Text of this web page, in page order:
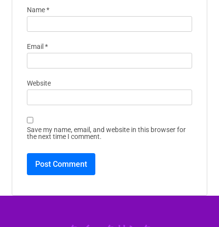
Name*
Email *
Website
Save my name, email, and website in this browser for
the next time I comment.